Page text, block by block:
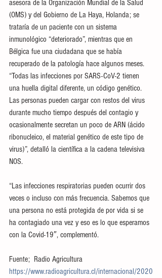
asesora de la Organización Mundial de la Salud
(OMS) y del Gobierno de La Haya, Holanda; se
trataría de un paciente con un sistema
inmunológico “deteriorado”, mientras que en
Bélgica fue una ciudadana que se había
recuperado de la patología hace algunos meses.
“Todas las infecciones por SARS-CoV-2 tienen
una huella digital diferente, un código genético.
Las personas pueden cargar con restos del virus
durante mucho tiempo después del contagio y
ocasionalmente secretan un poco de ARN (ácido
ribonucleico, el material genético de este tipo de
virus)”, detalló la científica a la cadena televisiva
NOS.
“Las infecciones respiratorias pueden ocurrir dos
veces o incluso con más frecuencia. Sabemos que
una persona no está protegida de por vida si se
ha contagiado una vez y eso es lo que esperamos
con la Covid-19″, complementó.
Fuente;  Radio Agricultura
https://www.radioagricultura.cl/internacional/2020